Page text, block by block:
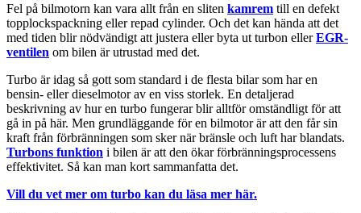
Fel på bilmotorn kan vara allt från en sliten kamrem till en defekt
topplockspackning eller repad cylinder. Och det kan hända att det
med tiden blir nödvändigt att justera eller byta ut turbon ellerEGR-
ventilen om bilen är utrustad med det.
Turbo är idag så gott som standard i de flesta bilar som har en
bensin- eller dieselmotor av en viss storlek. En detaljerad
beskrivning av hur en turbo fungerar blir alltför omständligt för att
gå in på här. Men grundläggande för en bilmotor är att den får sin
kraft från förbränningen som sker när bränsle och luft har blandats.
Turbons funktion i bilen är att den ökar förbränningsprocessens
effektivitet. Så kan man kort sammanfatta det.
Vill du vet mer om turbo kan du läsa mer här.